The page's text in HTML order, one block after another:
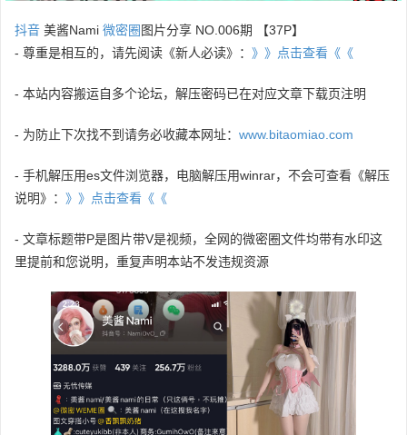
抖音 美酱Nami 微密圈 图片分享 NO.006期 【37P】
- 尊重是相互的，请先阅读《新人必读》： 》》点击查看《《
- 本站内容搬运自多个论坛，解压密码已在对应文章下载页注明
- 为防止下次找不到请务必收藏本网址： www.bitaomiao.com
- 手机解压用es文件浏览器，电脑解压用winrar，不会可查看《解压
说明》： 》》点击查看《《
- 文章标题带P是图片带V是视频，全网的微密圈文件均带有水印这
里提前和您说明，重复声明本站不发违规资源